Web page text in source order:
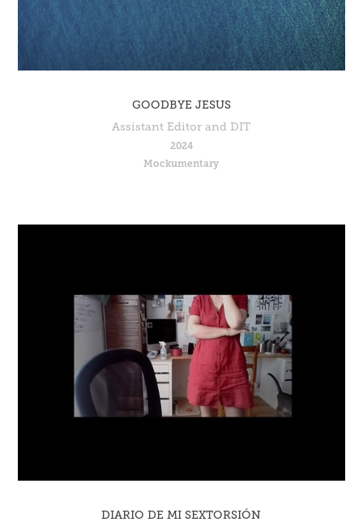
GOODBYE JESUS
Assistant Editor and DIT
2024
Mockumentary
DIARIO DE MI SEXTORSIÓN